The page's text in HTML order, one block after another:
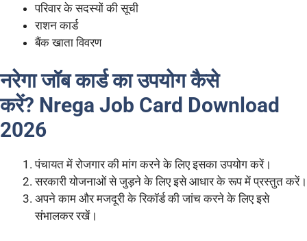
परिवार के सदस्यों की सूची
राशन कार्ड
बैंक खाता विवरण
नरेगा जॉब कार्ड का उपयोग कैसे
करें? Nrega Job Card Download
2026
पंचायत में रोजगार की मांग करने के लिए इसका उपयोग करें।
सरकारी योजनाओं से जुड़ने के लिए इसे आधार के रूप में प्रस्तुत करें।
अपने काम और मजदूरी के रिकॉर्ड की जांच करने के लिए इसे
संभालकर रखें।